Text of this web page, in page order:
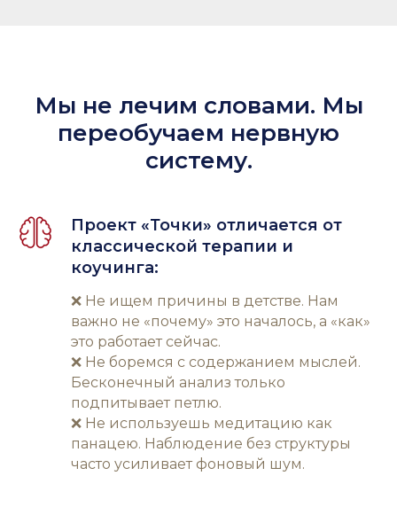
Мы не лечим словами. Мы
переобучаем нервную
систему.
Проект «Точки» отличается от
классической терапии и
коучинга:
❌ Не ищем причины в детстве. Нам
важно не «почему» это началось, а «как»
это работает сейчас.
❌ Не боремся с содержанием мыслей.
Бесконечный анализ только
подпитывает петлю.
❌ Не используешь медитацию как
панацею. Наблюдение без структуры
часто усиливает фоновый шум.